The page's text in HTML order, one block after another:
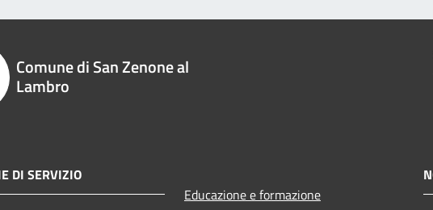
Comune di San Zenone al
Lambro
DI SERVIZIO
Educazione e formazione